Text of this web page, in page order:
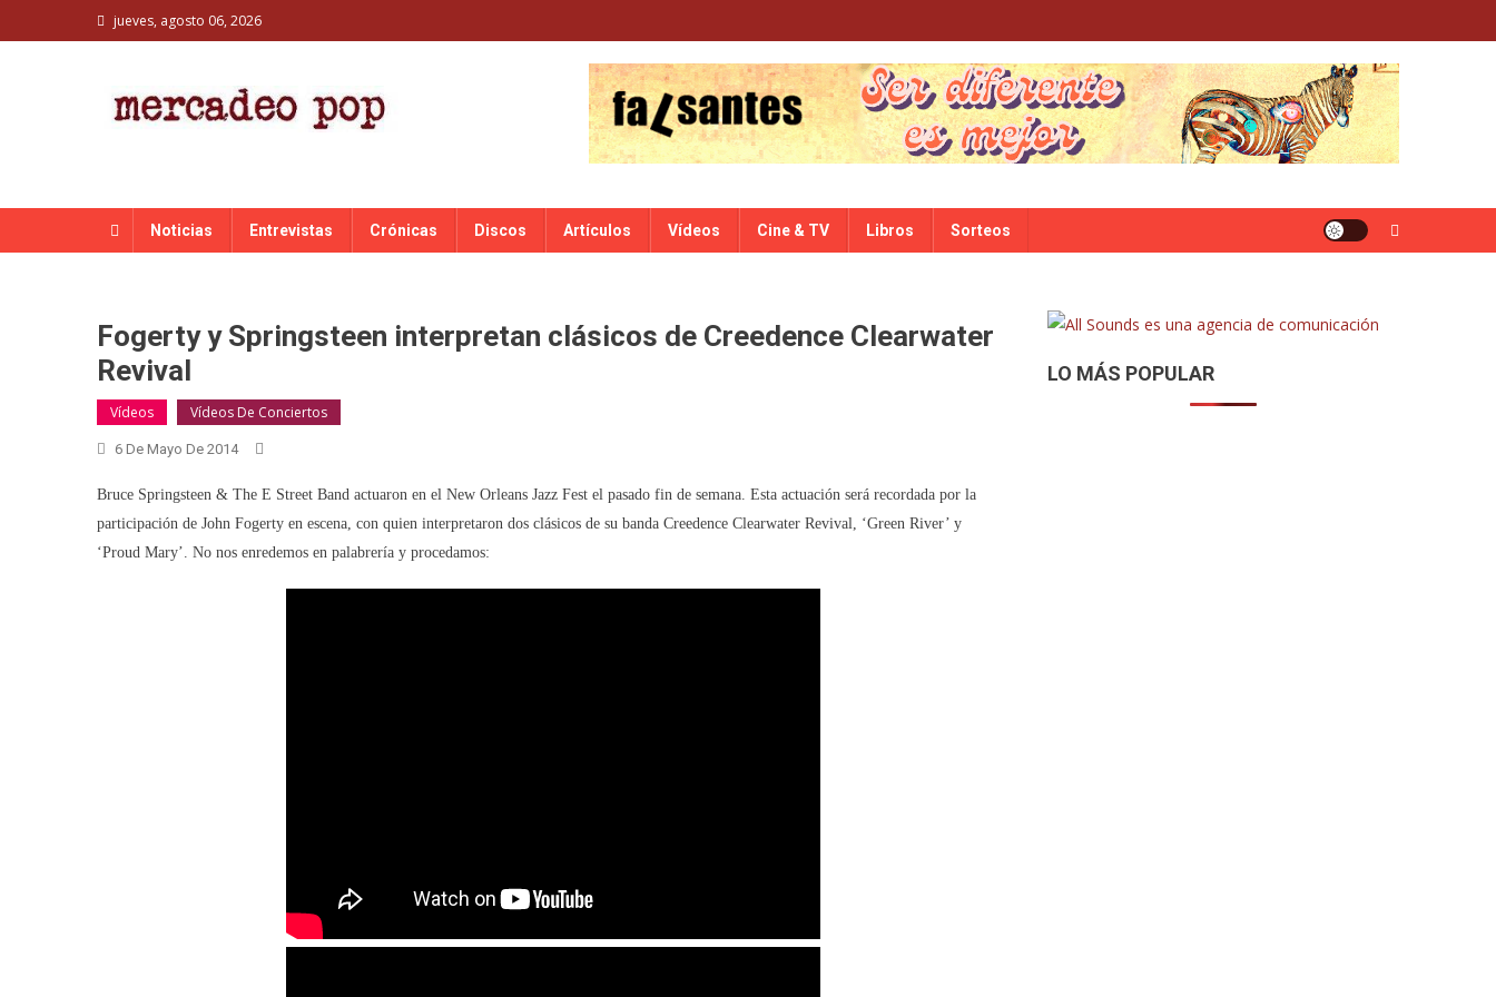
to
jueves, agosto 06, 2026
Noticias Entrevistas Crónicas Discos Artículos Vídeos Cine & TV Libros Sorteos
Fogerty y Springsteen interpretan clásicos de Creedence Clearwater
Revival
Vídeos Vídeos De Conciertos
6 De Mayo De 2014
Bruce Springsteen & The E Street Band actuaron en el New Orleans Jazz Fest el pasado fin de semana. Esta actuación será recordada por la
participación de John Fogerty en escena, con quien interpretaron dos clásicos de su banda Creedence Clearwater Revival, ‘Green River’ y
‘Proud Mary’. No nos enredemos en palabrería y procedamos:
LO MÁS POPULAR